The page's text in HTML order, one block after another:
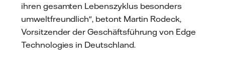
ihren gesamten Lebenszyklus besonders
umweltfreundlich", betont Martin Rodeck,
Vorsitzender der Geschäftsführung von Edge
Technologies in Deutschland.